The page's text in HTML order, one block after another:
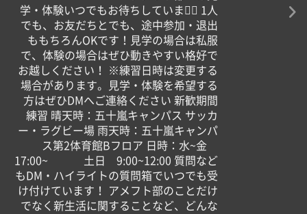
学・体験いつでもお待ちしています🏻 1人
でも、お友だちとでも、途中参加・退出
ももちろんOKです！見学の場合は私服
で、体験の場合はぜひ動きやすい格好で
お越しください！ ※練習日時は変更する
場合があります。見学・体験を希望する
方はぜひDMへご連絡ください 新歓期間
練習 晴天時：五十嵐キャンパス サッカ
ー・ラグビー場 雨天時：五十嵐キャンパ
ス第2体育館Bフロア 日時：水~金
17:00~ 土日 9:00~12:00 質問など
もDM・ハイライトの質問箱でいつでも受
け付けています！ アメフト部のことだけ
でなく新生活に関することなど、どんな